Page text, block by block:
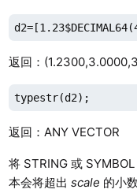
返回：
typestr(d2);
返回：ANY VECTOR
将 STRING 或
本会将超出scale 的小